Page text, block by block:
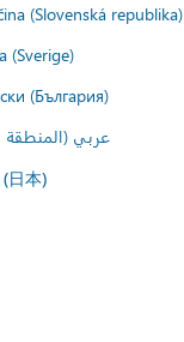
(Slovenská republika)
(Sverige)
(България)
عربي (المنطقة
日本)